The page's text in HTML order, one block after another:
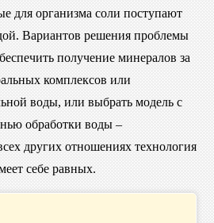
для организма соли поступают
Вариантов решения проблемы
получение минералов за
комплексов или
воды, или выбрать модель с
обработки воды –
других отношениях технология
себе равных.